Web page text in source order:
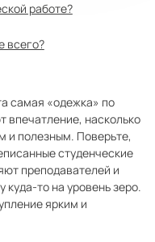
работе?
всего?
самая «одежка» по
впечатление, насколько
и полезным. Поверьте,
студенческие
преподавателей и
то на уровень зеро.
ярким и